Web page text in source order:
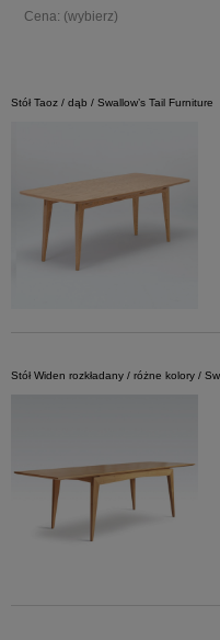
Cena: (wybierz)
Stół Taoz / dąb / Swallow’s Tail Furniture
Stół Widen rozkładany / różne kolory /